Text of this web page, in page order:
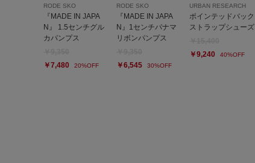
RODE SKO
『MADE IN JAPA
N』 1.5センチグル
カパンプス
￥7,480
20%OFF
RODE SKO
『MADE IN JAPA
N』1センチパナマ
リボンパンプス
￥6,545
30%OFF
URBAN RESEARCH
ポインテッドバック
ストラップシューズ
￥9,240
40%OFF